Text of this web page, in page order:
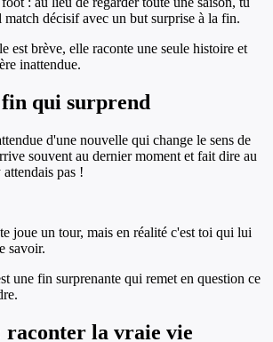
match décisif avec un but surprise à la fin.
est brève, elle raconte une seule histoire et
inattendue.
qui surprend
d'une nouvelle qui change le sens de
souvent au dernier moment et fait dire au
pas !
joue un tour, mais en réalité c'est toi qui lui
savoir.
une fin surprenante qui remet en question ce
raconter la vraie vie